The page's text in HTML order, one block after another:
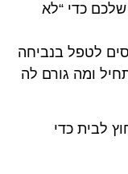
כדי “לא
לטפל בנביחה
ומה גורם לה